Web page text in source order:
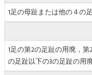
1足の母趾または他の４の
1足の第2の足趾の用廃，
の足趾以下の3の足趾の用